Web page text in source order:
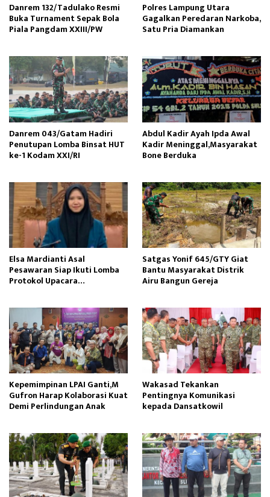
Danrem 132/Tadulako Resmi
Buka Turnament Sepak Bola
Piala Pangdam XXIII/PW
Polres Lampung Utara
Gagalkan Peredaran Narkoba,
Satu Pria Diamankan
Danrem 043/Gatam Hadiri
Penutupan Lomba Binsat HUT
ke-1 Kodam XXI/RI
Abdul Kadir Ayah Ipda Awal
Kadir Meninggal,Masyarakat
Bone Berduka
Elsa Mardianti Asal
Pesawaran Siap Ikuti Lomba
Protokol Upacara
Satgas Yonif 645/GTY Giat
Bantu Masyarakat Distrik
Airu Bangun Gereja ‎
Kepemimpinan LPAI Ganti,M
Gufron Harap Kolaborasi Kuat
Demi Perlindungan Anak
Wakasad Tekankan
Pentingnya Komunikasi
kepada Dansatkowil